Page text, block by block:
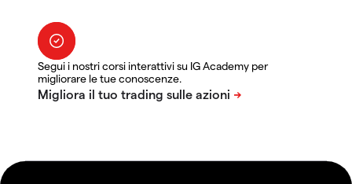
Segui i nostri corsi interattivi su IG Academy per
migliorare le tue conoscenze.